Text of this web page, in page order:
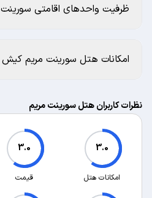
ظرفیت واحدهای اقامتی
امکانات هتل سورینت مریم
نظرات کاربران هتل سورینت مریم
3.0
امکانات هتل
3.0
قیمت